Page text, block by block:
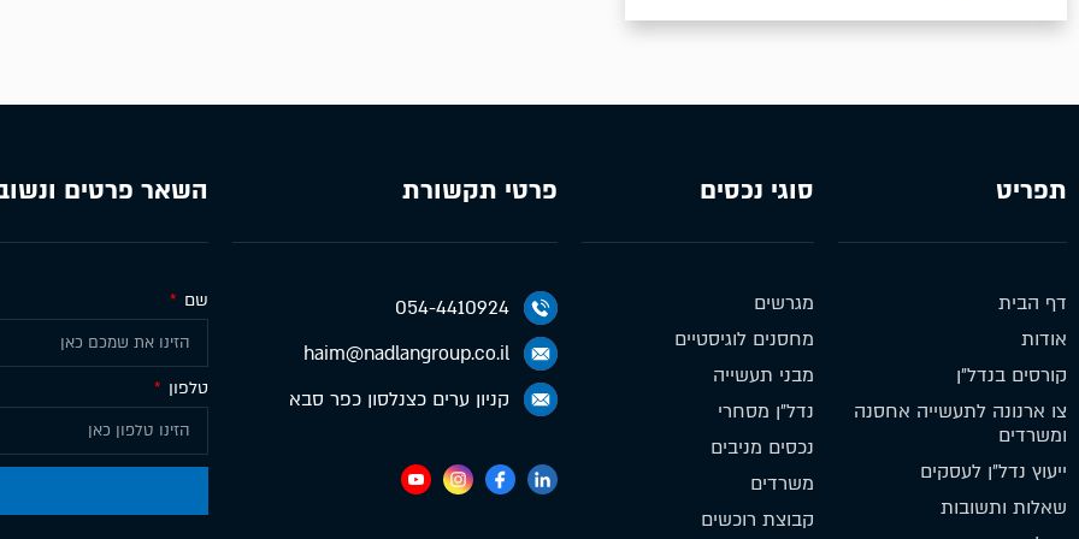
תפריט
דף הבית
אודות
קורסים בנדל״ן
צו ארנונה לתעשייה אחסנה
ומשרדים
ייעוץ נדל״ן לעסקים
שאלות ותשובות
סוגי נכסים
מגרשים
מחסנים לוגיסטיים
מבני תעשייה
נדל״ן מסחרי
נכסים מניבים
משרדים
קבוצת רוכשים
פרטי תקשורת
054-4410924
haim@nadlangroup.co.il
קניון ערים כצנלסון כפר סבא
השאר פרטים
שם
טלפון